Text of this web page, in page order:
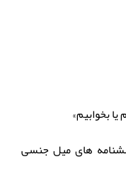
بخوابیم»
های میل جنسی